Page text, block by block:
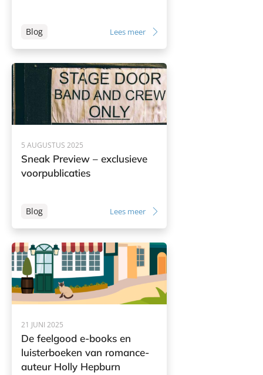
Blog Lees meer
5 AUGUSTUS 2025
Sneak Preview – exclusieve
voorpublicaties
Blog Lees meer
21 JUNI 2025
De feelgood e-books en
luisterboeken van romance-
auteur Holly Hepburn